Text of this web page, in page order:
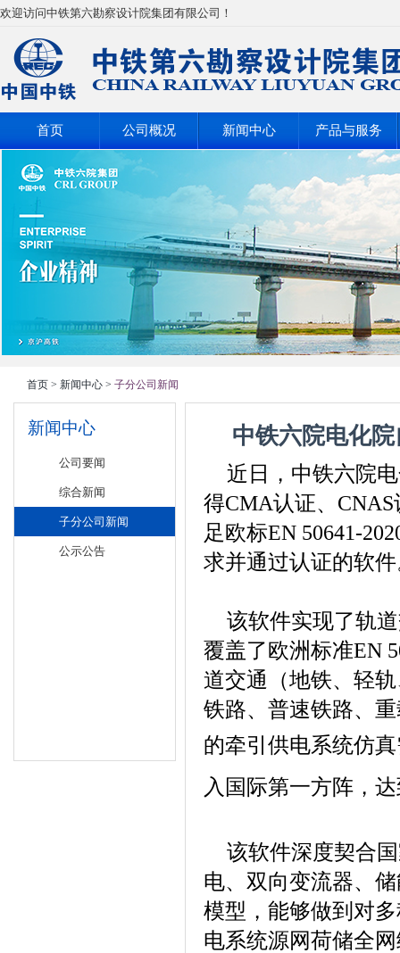
欢迎访问中铁第六勘察设计院集团有限公司！
首页 公司概况 新闻中心 产品与服务
首页 > 新闻中心 > 子分公司新闻
新闻中心
公司要闻
综合新闻
子分公司新闻
公示公告
中铁六院电化
近日，中铁六院
得CMA认证、
足欧标EN 50641-
求并通过认证的软
该软件实现了轨
覆盖了欧洲标准EN
道交通（地铁、轻
铁路、普速铁路、
的牵引供电系统仿
入 国际第一方阵 ，
该软件深度契合
电、双向变流器、
模型，能够做到对
电系统源网荷储全